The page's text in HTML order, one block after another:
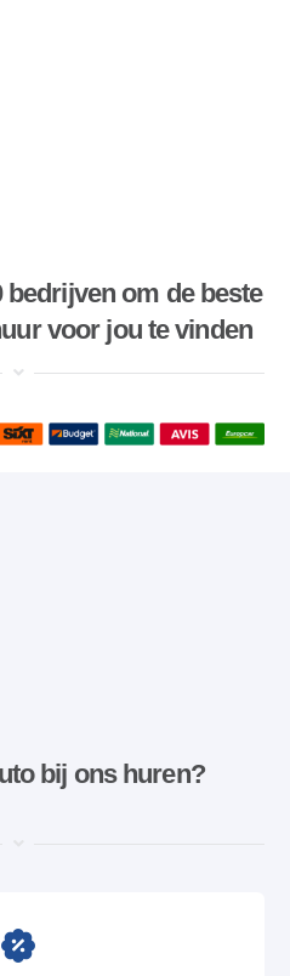
om de beste
voor jou te vinden
bij ons huren?